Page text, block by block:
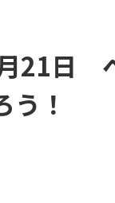
21日
う！